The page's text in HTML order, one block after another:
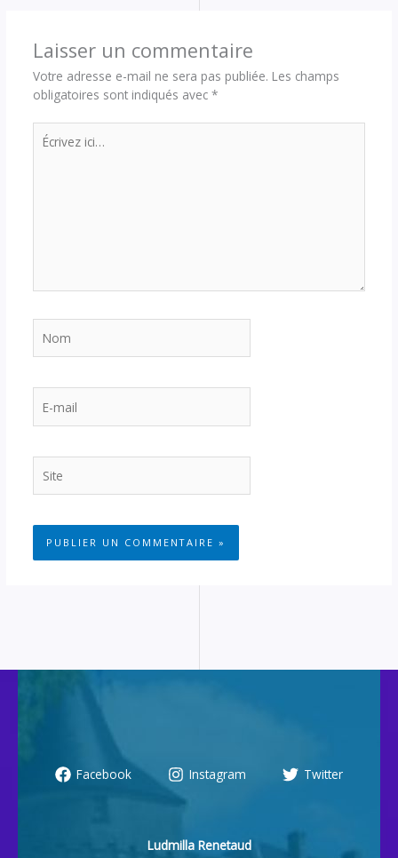
Laisser un commentaire
Votre adresse e-mail ne sera pas publiée. Les champs
obligatoires sont indiqués avec *
Écrivez
ici…
mail
Facebook Instagram Twitter
Ludmilla Renetaud